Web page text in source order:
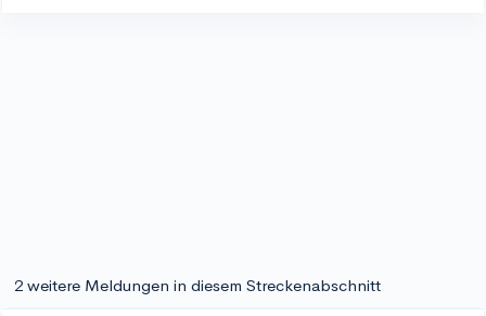
2 weitere Meldungen in diesem Streckenabschnitt